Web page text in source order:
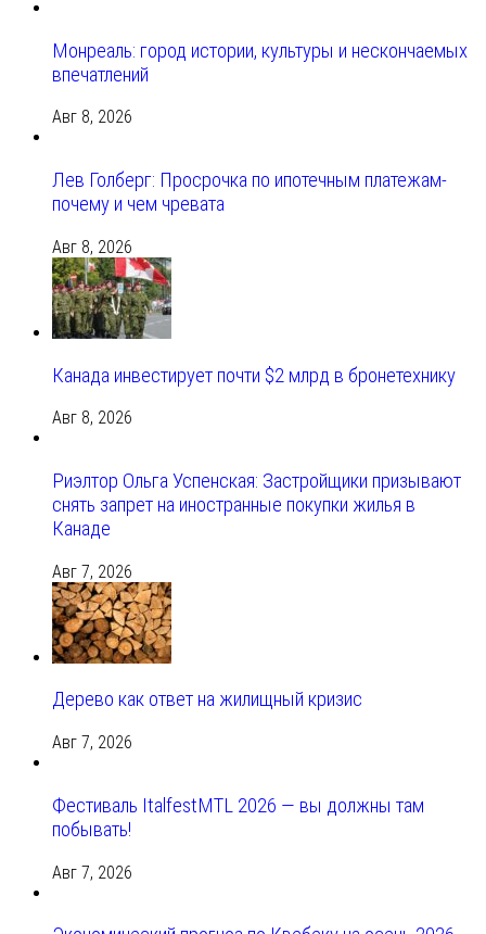
Монреаль: город истории, культуры и нескончаемых
впечатлений
Авг 8, 2026
Лев Голберг: Просрочка по ипотечным платежам-
почему и чем чревата
Авг 8, 2026
Канада инвестирует почти $2 млрд в бронетехнику
Авг 8, 2026
Риэлтор Ольга Успенская: Застройщики призывают
снять запрет на иностранные покупки жилья в
Канаде
Авг 7, 2026
Дерево как ответ на жилищный кризис
Авг 7, 2026
Фестиваль ItalfestMTL 2026 — вы должны там
побывать!
Авг 7, 2026